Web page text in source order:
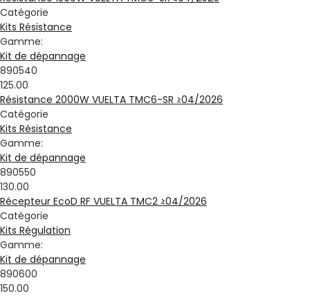
Catégorie
Kits Résistance
Gamme:
Kit de dépannage
890540
125.00
Résistance 2000W VUELTA TMC6-SR ≥04/2026
Catégorie
Kits Résistance
Gamme:
Kit de dépannage
890550
130.00
Récepteur EcoD RF VUELTA TMC2 ≥04/2026
Catégorie
Kits Régulation
Gamme:
Kit de dépannage
890600
150.00